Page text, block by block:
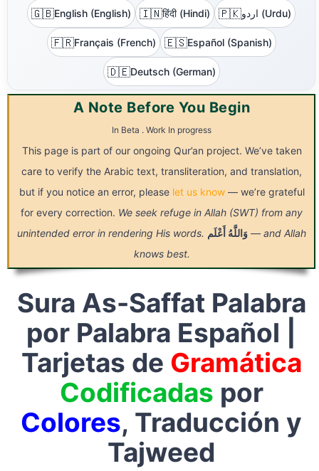
🇬🇧English (English) 🇮🇳हिंदी (Hindi) 🇵🇰 اردو (Urdu)
🇫🇷Français (French) 🇪🇸Español (Spanish)
🇩🇪Deutsch (German)
A Note Before You Begin
In Beta . Work In progress
This page is part of our ongoing Qur’an project. We’ve taken
care to verify the Arabic text, transliteration, and translation,
but if you notice an error, please let us know— we’re grateful
for every correction. We seek refuge in Allah (SWT) from any
unintended error in rendering His words.
وَاللَّهُ أَعْلَم
— and Allah
knows best.
Sura As-Saffat Palabra
por Palabra Español |
Tarjetas de Gramática
Codificadas por
Colores, Traducción y
Tajweed